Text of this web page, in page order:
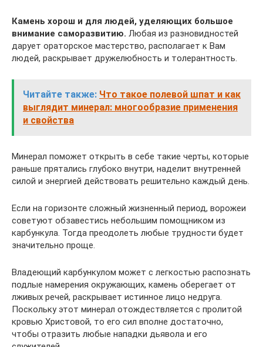
Камень хорош и для людей, уделяющих большое
внимание саморазвитию. Любая из разновидностей
дарует ораторское мастерство, располагает к Вам
людей, раскрывает дружелюбность и толерантность.
Читайте также: Что такое полевой шпат и как
выглядит минерал: многообразие применения
и свойства
Минерал поможет открыть в себе такие черты, которые
раньше прятались глубоко внутри, наделит внутренней
силой и энергией действовать решительно каждый день.
Если на горизонте сложный жизненный период, ворожеи
советуют обзавестись небольшим помощником из
карбункула. Тогда преодолеть любые трудности будет
значительно проще.
Владеющий карбункулом может с легкостью распознать
подлые намерения окружающих, камень оберегает от
лживых речей, раскрывает истинное лицо недруга.
Поскольку этот минерал отождествляется с пролитой
кровью Христовой, то его сил вполне достаточно,
чтобы отразить любые нападки дьявола и его